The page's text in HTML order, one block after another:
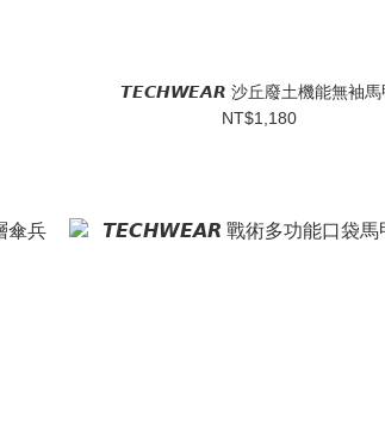
𝙏𝙀𝘾𝙃𝙒𝙀𝘼𝙍 沙丘廢土機能無袖馬
NT$1,180